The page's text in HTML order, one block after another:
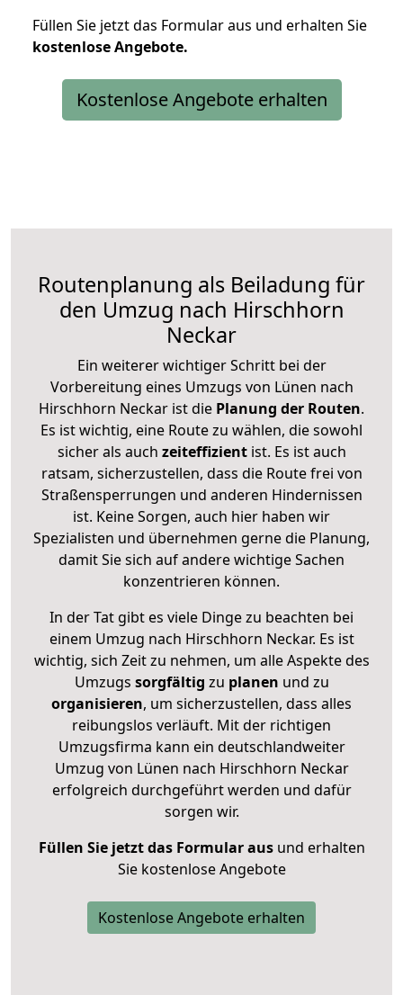
Füllen Sie jetzt das Formular aus und erhalten Sie
kostenloseAngebote.
Kostenlose Angebote erhalten
Routenplanung als Beiladung für
den Umzug nach Hirschhorn
Neckar
Ein weiterer wichtiger Schritt bei der
Vorbereitung eines Umzugs von Lünen nach
Hirschhorn Neckar ist die Planung der Routen.
Es ist wichtig, eine Route zu wählen, die sowohl
sicher als auch zeiteffizientist. Es ist auch
ratsam, sicherzustellen, dass die Route frei von
Straßensperrungen und anderen Hindernissen
ist. Keine Sorgen, auch hier haben wir
Spezialisten und übernehmen gerne die Planung,
damit Sie sich auf andere wichtige Sachen
konzentrieren können.
In der Tat gibt es viele Dinge zu beachten bei
einem Umzug nach Hirschhorn Neckar. Es ist
wichtig, sich Zeit zu nehmen, um alle Aspekte des
Umzugs sorgfältig zu planen und zu
organisieren, um sicherzustellen, dass alles
reibungslos verläuft. Mit der richtigen
Umzugsfirma kann ein deutschlandweiter
Umzug von Lünen nach Hirschhorn Neckar
erfolgreich durchgeführt werden und dafür
sorgen wir.
Füllen Sie jetzt das Formular ausund erhalten
Sie kostenlose Angebote
Kostenlose Angebote erhalten